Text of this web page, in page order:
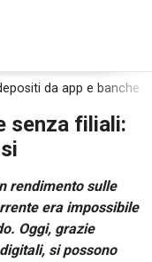
da app e banche
senza filiali:
rendimento sulle
era impossibile
Oggi, grazie
si possono